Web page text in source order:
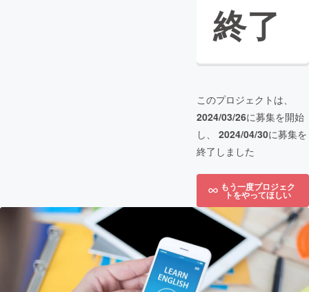
終了
このプロジェクトは、
2024/03/26に募集を開始
し、 2024/04/30に募集を
終了しました
もう一度プロジェク
トをやってほしい